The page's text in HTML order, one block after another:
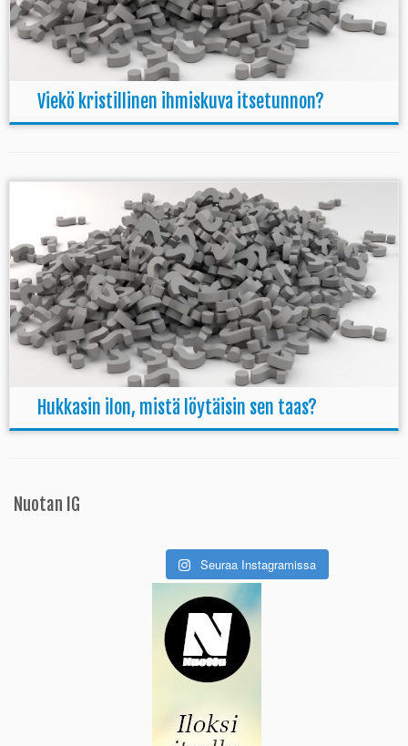
Viekö kristillinen ihmiskuva itsetunnon?
Hukkasin ilon, mistä löytäisin sen taas?
Nuotan IG
Seuraa Instagramissa